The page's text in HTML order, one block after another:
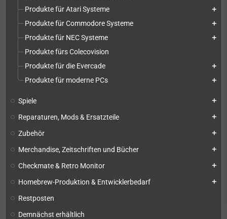
Produkte für Atari Systeme add
Produkte für Commodore Systeme add
Produkte für NEC Systeme add
Produkte fürs Colecovision
Produkte für die Evercade
add
Produkte für moderne PCs add
Spiele add
Reparaturen, Mods & Ersatzteile add
Zubehör add
Merchandise, Zeitschriften und Bücher add
Checkmate & Retro Monitor add
Homebrew-Produktion & Entwicklerbedarf add
Restposten
Demnächst erhältlich